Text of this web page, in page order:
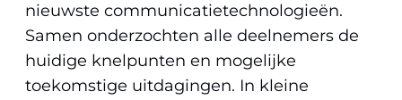
nieuwste communicatietechnologieën.
Samen onderzochten alle deelnemers de
huidige knelpunten en mogelijke
toekomstige uitdagingen. In kleine